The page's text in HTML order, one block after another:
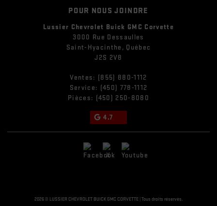
POUR NOUS JOINDRE
Lussier Chevrolet Buick GMC Corvette
3000 Rue Dessaulles
Saint-Hyacinthe , Québec
J2S 2V8
Ventes: (855) 880-1112
Service: (450) 778-1112
Pièces: (450) 250-8080
4.7
2026 © LUSSIER CHEVROLET BUICK GMC CORVETTE| Tous droits réservés.